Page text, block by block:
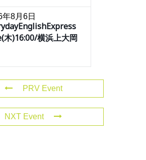
年8月6日
木)16:00/横浜上大岡
PRV Event
NXT Event